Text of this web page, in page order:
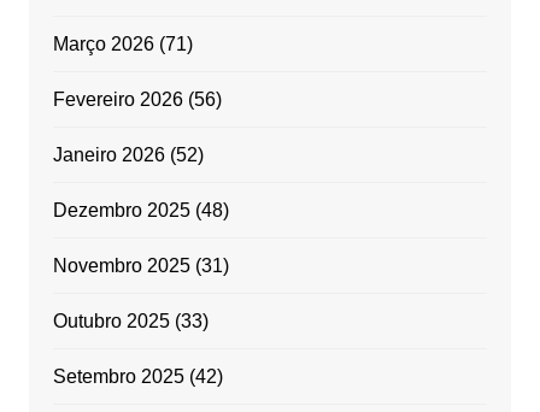
Março 2026(71)
Fevereiro 2026(56)
Janeiro 2026(52)
Dezembro 2025(48)
Novembro 2025(31)
Outubro 2025(33)
Setembro 2025(42)